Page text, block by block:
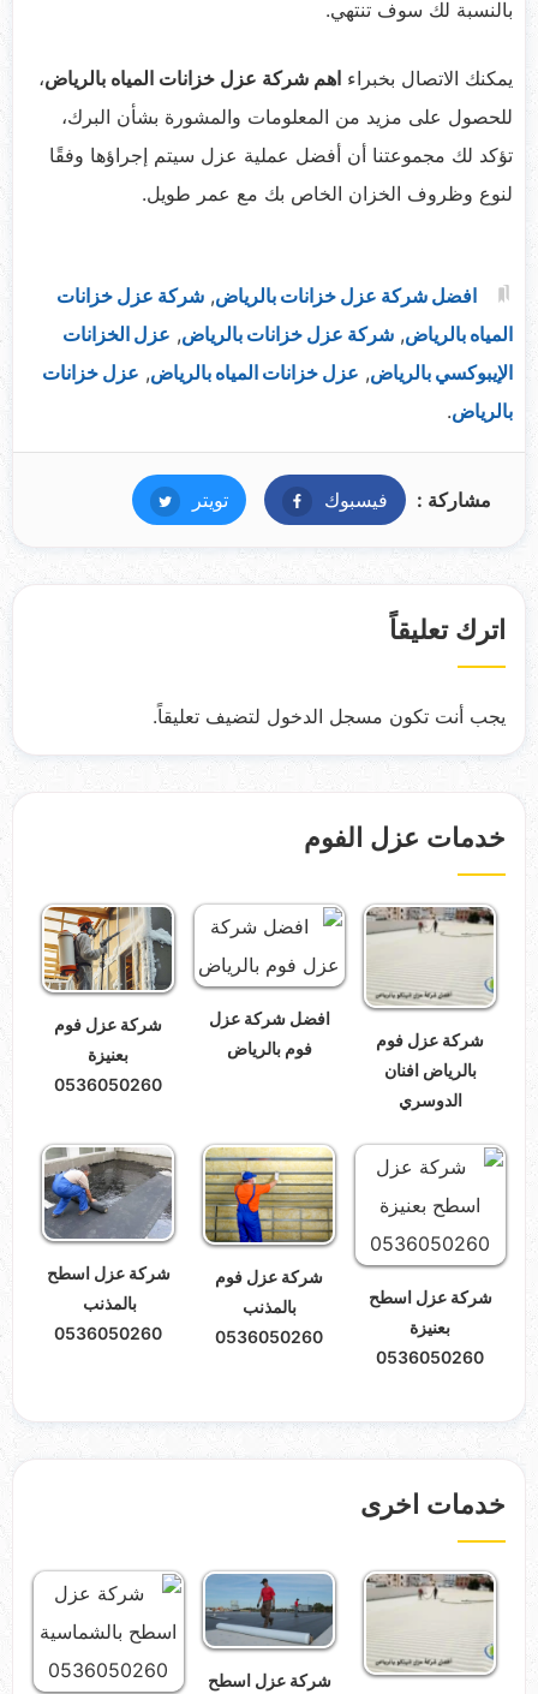
بالنسبة لك سوف تنتهي.
يمكنك الاتصال بخبراء اهم شركة عزل خزانات المياه بالرياض،
للحصول على مزيد من المعلومات والمشورة بشأن البرك،
تؤكد لك مجموعتنا أن أفضل عملية عزل سيتم إجراؤها وفقًا
لنوع وظروف الخزان الخاص بك مع عمر طويل.
افضل شركة عزل خزانات بالرياض, شركة عزل خزانات
المياه بالرياض, شركة عزل خزانات بالرياض, عزل الخزانات
الإيبوكسي بالرياض, عزل خزانات المياه بالرياض, عزل خزانات
بالرياض.
مشاركة : فيسبوك فيسبوكتويتر تويتر
اترك تعليقاً
يجب أنت تكون مسجل الدخول لتضيف تعليقاً.
خدمات عزل الفوم
شركة عزل فوم
بالرياض افنان
الدوسري
افضل شركة عزل
فوم بالرياض
شركة عزل فوم
بعنيزة
0536050260
شركة عزل اسطح
بعنيزة
0536050260
شركة عزل فوم
بالمذنب
0536050260
شركة عزل اسطح
بالمذنب
0536050260
خدمات اخرى
شركة عزل اسطح